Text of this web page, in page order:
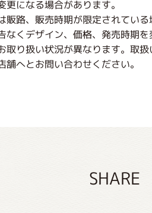
になる場合があります。
販路、販売時期が限定されてい
なくデザイン、価格、発売時期
取り扱い状況が異なります。取
舗へとお問い合わせください。
SHARE